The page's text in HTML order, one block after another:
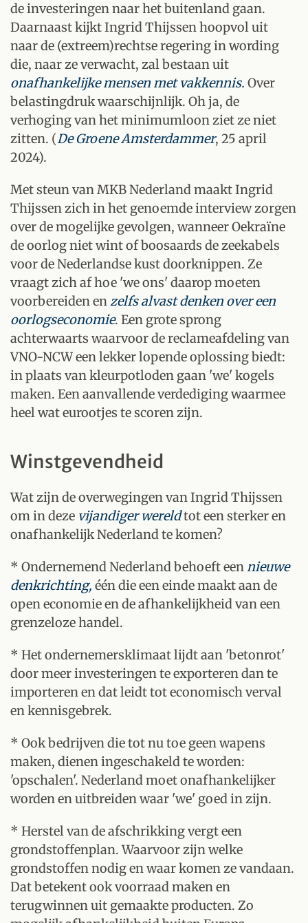
de investeringen naar het buitenland gaan.
Daarnaast kijkt Ingrid Thijssen hoopvol uit
naar de (extreem)rechtse regering in wording
die, naar ze verwacht, zal bestaan uit
onafhankelijke mensen met vakkennis. Over
belastingdruk waarschijnlijk. Oh ja, de
verhoging van het minimumloon ziet ze niet
zitten. (De Groene Amsterdammer, 25 april
2024).
Met steun van MKB Nederland maakt Ingrid
Thijssen zich in het genoemde interview zorgen
over de mogelijke gevolgen, wanneer Oekraïne
de oorlog niet wint of boosaards de zeekabels
voor de Nederlandse kust doorknippen. Ze
vraagt zich af hoe 'we ons' daarop moeten
voorbereiden enzelfs alvast denken over een
oorlogseconomie. Een grote sprong
achterwaarts waarvoor de reclameafdeling van
VNO-NCW een lekker lopende oplossing biedt:
in plaats van kleurpotloden gaan 'we' kogels
maken. Een aanvallende verdediging waarmee
heel wat eurootjes te scoren zijn.
Winstgevendheid
Wat zijn de overwegingen van Ingrid Thijssen
om in deze vijandiger wereldtot een sterker en
onafhankelijk Nederland te komen?
* Ondernemend Nederland behoeft eennieuwe
denkrichting, één die een einde maakt aan de
open economie en de afhankelijkheid van een
grenzeloze handel.
* Het ondernemersklimaat lijdt aan 'betonrot'
door meer investeringen te exporteren dan te
importeren en dat leidt tot economisch verval
en kennisgebrek.
* Ook bedrijven die tot nu toe geen wapens
maken, dienen ingeschakeld te worden:
'opschalen'. Nederland moet onafhankelijker
worden en uitbreiden waar 'we' goed in zijn.
* Herstel van de afschrikking vergt een
grondstoffenplan. Waarvoor zijn welke
grondstoffen nodig en waar komen ze vandaan.
Dat betekent ook voorraad maken en
terugwinnen uit gemaakte producten. Zo